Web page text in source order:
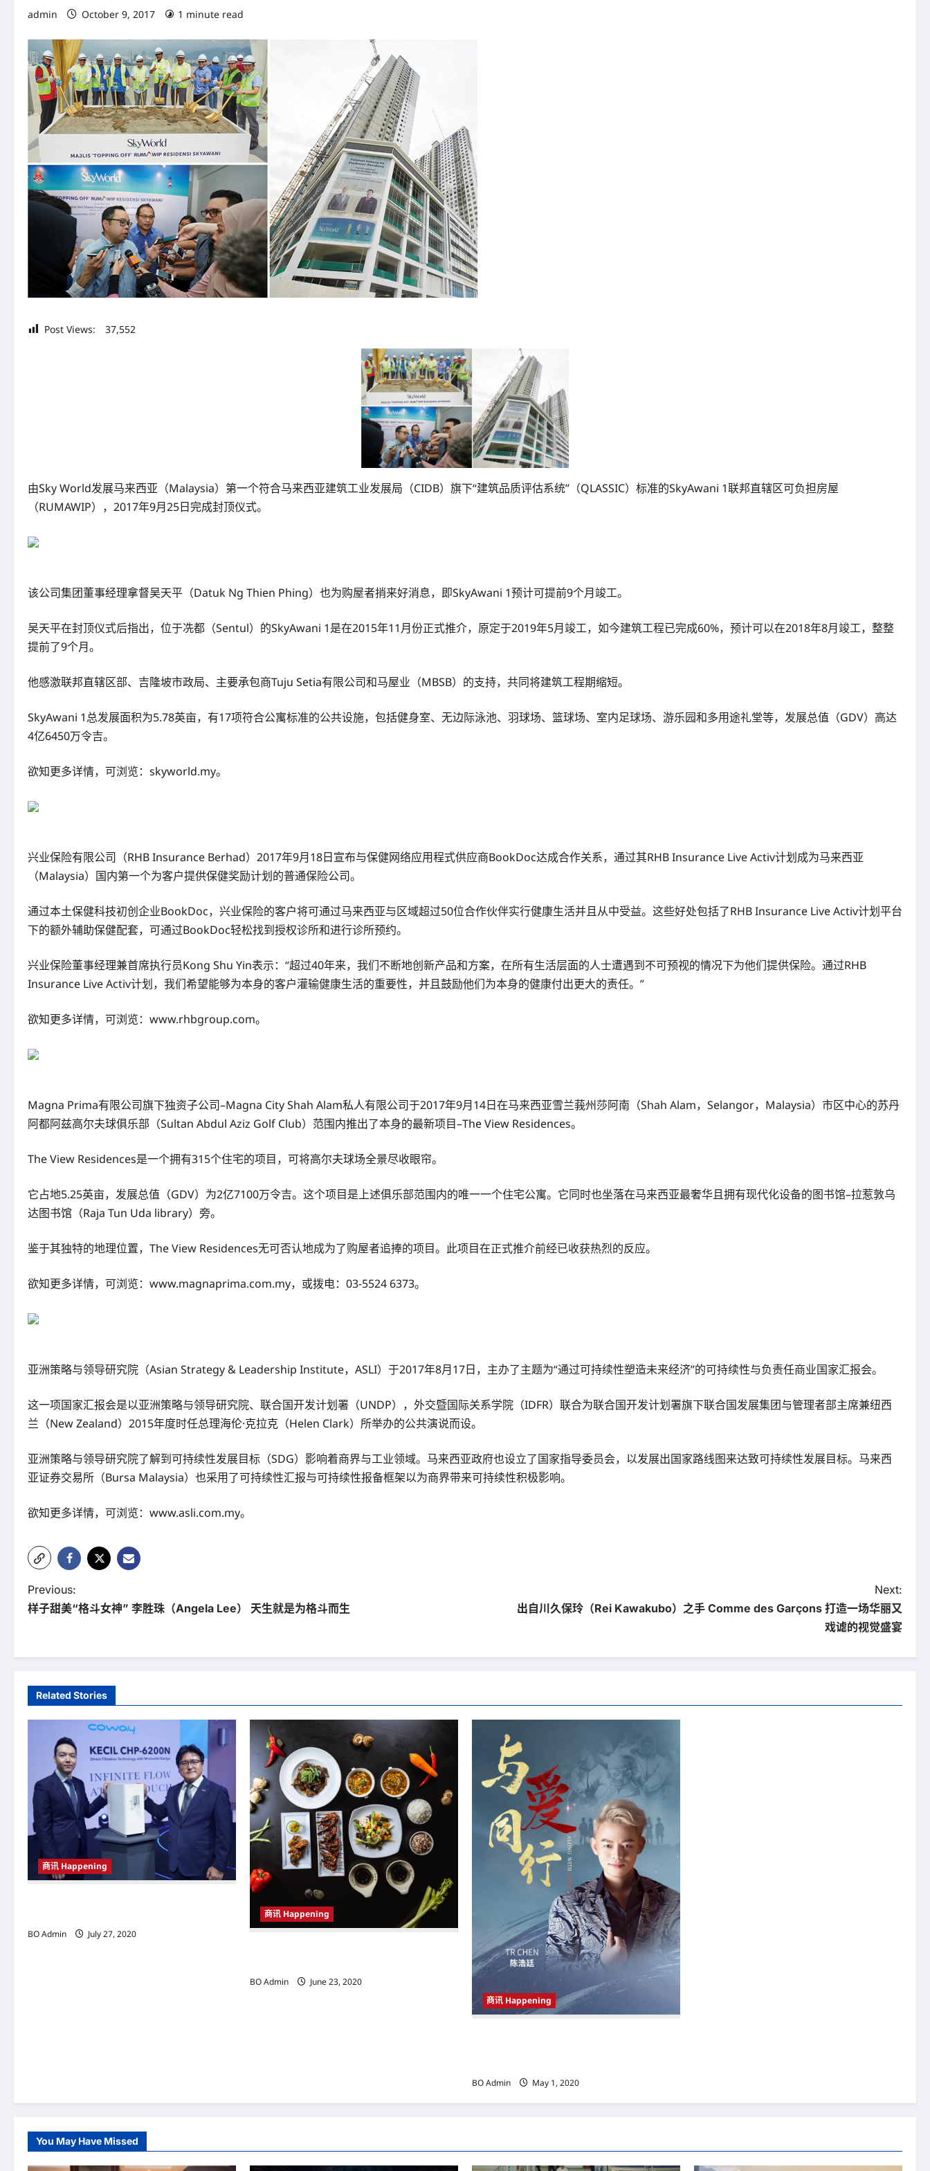
admin October 9, 2017 1 minute read
Post Views: 37,552
由Sky World发展马来西亚（Malaysia）第一个符合马来西亚建筑工业发展局（CIDB）旗下“建筑品质评估系统”（QLASSIC）标准的SkyAwani 1联邦直辖区可负担房屋
（RUMAWIP），2017年9月25日完成封顶仪式。
该公司集团董事经理拿督吴天平（Datuk Ng Thien Phing）也为购屋者捎来好消息，即SkyAwani 1预计可提前9个月竣工。
吴天平在封顶仪式后指出，位于冼都（Sentul）的SkyAwani 1是在2015年11月份正式推介，原定于2019年5月竣工，如今建筑工程已完成60%，预计可以在2018年8月竣工，整整
提前了9个月。
他感激联邦直辖区部、吉隆坡市政局、主要承包商Tuju Setia有限公司和马屋业（MBSB）的支持，共同将建筑工程期缩短。
SkyAwani 1总发展面积为5.78英亩，有17项符合公寓标准的公共设施，包括健身室、无边际泳池、羽球场、篮球场、室内足球场、游乐园和多用途礼堂等，发展总值（GDV）高达
4亿6450万令吉。
欲知更多详情，可浏览：skyworld.my。
兴业保险有限公司（RHB Insurance Berhad）2017年9月18日宣布与保健网络应用程式供应商BookDoc达成合作关系，通过其RHB Insurance Live Activ计划成为马来西亚
（Malaysia）国内第一个为客户提供保健奖励计划的普通保险公司。
通过本土保健科技初创企业BookDoc，兴业保险的客户将可通过马来西亚与区域超过50位合作伙伴实行健康生活并且从中受益。这些好处包括了RHB Insurance Live Activ计划平台
下的额外辅助保健配套，可通过BookDoc轻松找到授权诊所和进行诊所预约。
兴业保险董事经理兼首席执行员Kong Shu Yin表示：“超过40年来，我们不断地创新产品和方案，在所有生活层面的人士遭遇到不可预视的情况下为他们提供保险。通过RHB
Insurance Live Activ计划，我们希望能够为本身的客户灌输健康生活的重要性，并且鼓励他们为本身的健康付出更大的责任。”
欲知更多详情，可浏览：www.rhbgroup.com。
Magna Prima有限公司旗下独资子公司–Magna City Shah Alam私人有限公司于2017年9月14日在马来西亚雪兰莪州莎阿南（Shah Alam，Selangor，Malaysia）市区中心的苏丹
阿都阿兹高尔夫球俱乐部（Sultan Abdul Aziz Golf Club）范围内推出了本身的最新项目–The View Residences。
The View Residences是一个拥有315个住宅的项目，可将高尔夫球场全景尽收眼帘。
它占地5.25英亩，发展总值（GDV）为2亿7100万令吉。这个项目是上述俱乐部范围内的唯一一个住宅公寓。它同时也坐落在马来西亚最奢华且拥有现代化设备的图书馆–拉惹敦乌
达图书馆（Raja Tun Uda library）旁。
鉴于其独特的地理位置，The View Residences无可否认地成为了购屋者追捧的项目。此项目在正式推介前经已收获热烈的反应。
欲知更多详情，可浏览：www.magnaprima.com.my，或拨电：03-5524 6373。
亚洲策略与领导研究院（Asian Strategy & Leadership Institute，ASLI）于2017年8月17日，主办了主题为“通过可持续性塑造未来经济”的可持续性与负责任商业国家汇报会。
这一项国家汇报会是以亚洲策略与领导研究院、联合国开发计划署（UNDP），外交暨国际关系学院（IDFR）联合为联合国开发计划署旗下联合国发展集团与管理者部主席兼纽西
兰（New Zealand）2015年度时任总理海伦·克拉克（Helen Clark）所举办的公共演说而设。
亚洲策略与领导研究院了解到可持续性发展目标（SDG）影响着商界与工业领域。马来西亚政府也设立了国家指导委员会，以发展出国家路线图来达致可持续性发展目标。马来西
亚证券交易所（Bursa Malaysia）也采用了可持续性汇报与可持续性报备框架以为商界带来可持续性积极影响。
欲知更多详情，可浏览：www.asli.com.my。
P
o
n
a
g
a
t
Previous:
样子甜美“格斗女神” 李胜珠（Angela Lee） 天生就是为格斗而生
Next:
出自川久保玲（Rei Kawakubo）之手 Comme des Garçons 打造一场华丽又
戏谑的视觉盛宴
Related Stories
商讯 Happening
BO Admin
July 27, 2020
商讯 Happening
BO Admin
June 23, 2020
商讯 Happening
BO Admin
May 1, 2020
You May Have Missed